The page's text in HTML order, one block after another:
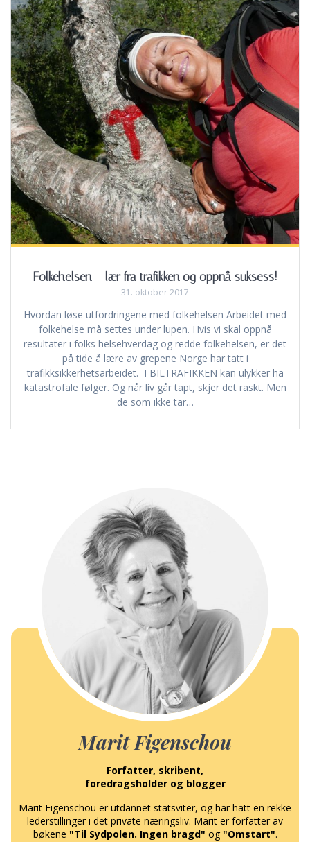
Folkehelsen – lær fra trafikken og oppnå suksess!
31. oktober 2017
Hvordan løse utfordringene med folkehelsen Arbeidet med
folkehelse må settes under lupen. Hvis vi skal oppnå
resultater i folks helsehverdag og redde folkehelsen, er det
på tide å lære av grepene Norge har tatt i
trafikksikkerhetsarbeidet. I BILTRAFIKKEN kan ulykker ha
katastrofale følger. Og når liv går tapt, skjer det raskt. Men
de som ikke tar…
Marit Figenschou
Forfatter, skribent,
foredragsholder og blogger
Marit Figenschou er utdannet statsviter, og har hatt en rekke
lederstillinger i det private næringsliv. Marit er forfatter av
bøkene "Til Sydpolen. Ingen bragd" og "Omstart".